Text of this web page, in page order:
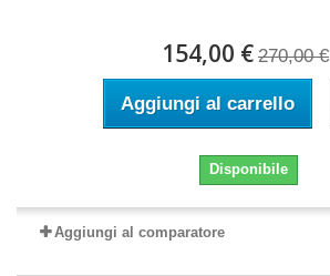
154,00 € 270,00 €
Aggiungi al carrello
Disponibile
Aggiungi al comparatore